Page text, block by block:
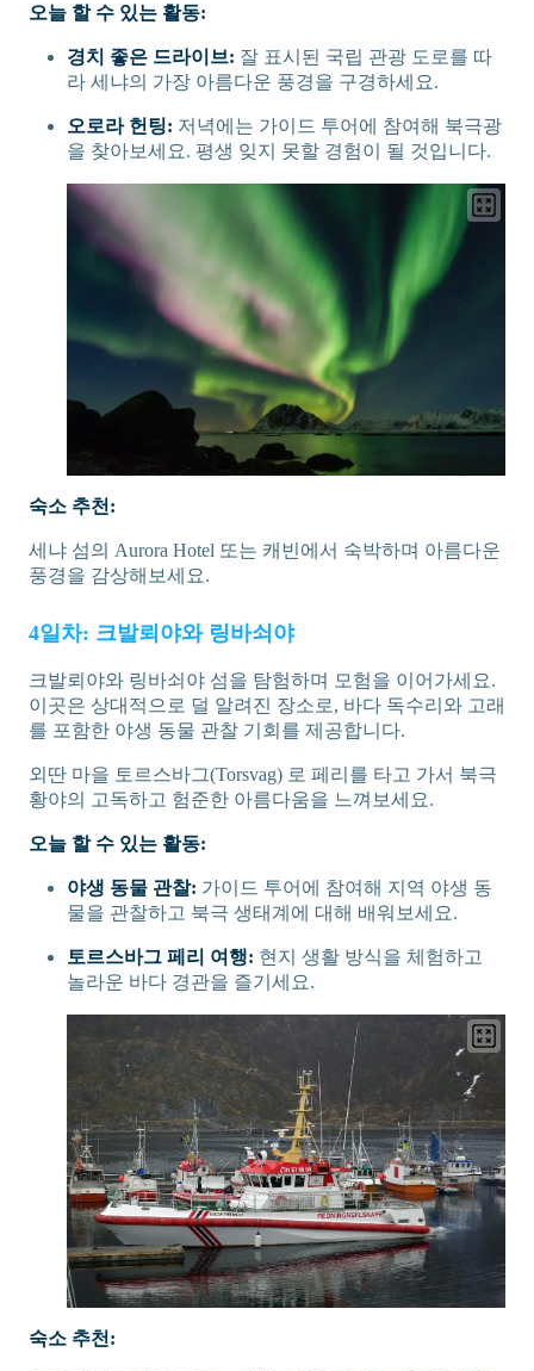
오늘 할 수 있는 활동:
경치 좋은 드라이브: 잘 표시된 국립 관광 도로를 따
라 세냐의 가장 아름다운 풍경을 구경하세요.
오로라 헌팅: 저녁에는 가이드 투어에 참여해 북극광
을 찾아보세요. 평생 잊지 못할 경험이 될 것입니다.
숙소 추천:
세냐 섬의 Aurora Hotel 또는 캐빈에서 숙박하며 아름다운
풍경을 감상해보세요.
4일차: 크발뢰야와 링바쇠야
크발뢰야와 링바쇠야 섬을 탐험하며 모험을 이어가세요.
이곳은 상대적으로 덜 알려진 장소로, 바다 독수리와 고래
를 포함한 야생 동물 관찰 기회를 제공합니다.
외딴 마을 토르스바그(Torsvag) 로 페리를 타고 가서 북극
황야의 고독하고 험준한 아름다움을 느껴보세요.
오늘 할 수 있는 활동:
야생 동물 관찰: 가이드 투어에 참여해 지역 야생 동
물을 관찰하고 북극 생태계에 대해 배워보세요.
토르스바그 페리 여행: 현지 생활 방식을 체험하고
놀라운 바다 경관을 즐기세요.
숙소 추천: